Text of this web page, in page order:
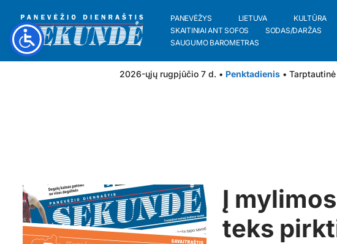
PANEVĖŽYS LIETUVA KULTŪRA
SKAITINIAI ANT SOFOS
SODAS/DARŽAS
SAUGUMO BAROMETRAS
2026-ųjų rugpjūčio 7 d. • Penktadienis •
Į
teks